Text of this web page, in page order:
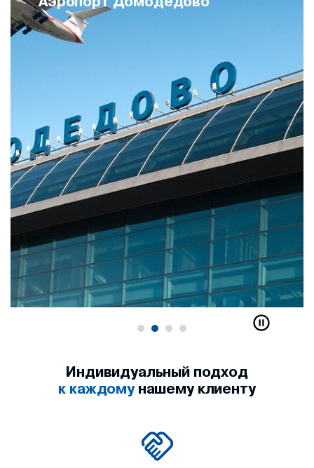
Индивидуальный подход
к каждомунашему клиенту